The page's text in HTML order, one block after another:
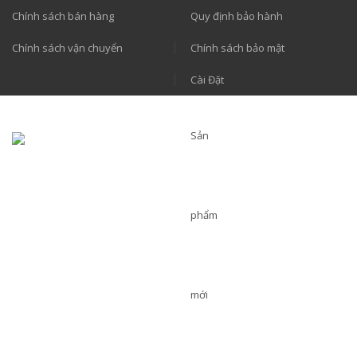
Chính sách bán hàng
Chính sách vận chuyển
Quy định bảo hành
Chính sách bảo mật
Cài Đặt
Sản
phẩm
mới